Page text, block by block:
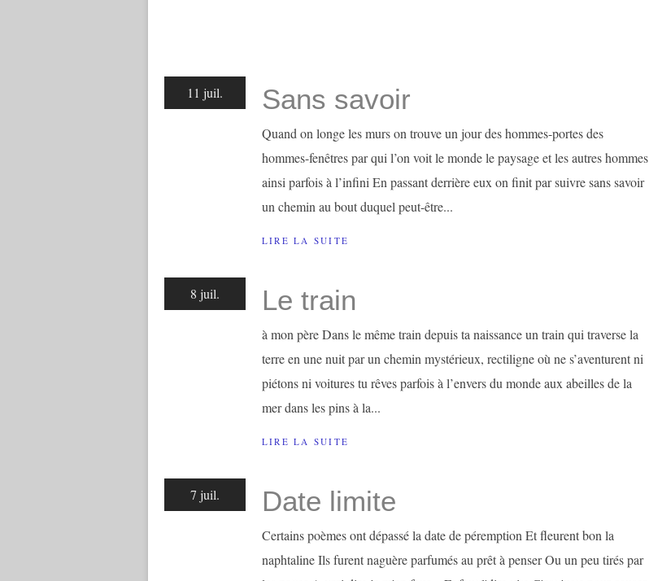
11 juil. Sans savoir
Quand on longe les murs on trouve un jour des hommes-portes des
hommes-fenêtres par qui l’on voit le monde le paysage et les autres hommes
ainsi parfois à l’infini En passant derrière eux on finit par suivre sans savoir
un chemin au bout duquel peut-être...
LIRE LA SUITE
8 juil. Le train
à mon père Dans le même train depuis ta naissance un train qui traverse la
terre en une nuit par un chemin mystérieux, rectiligne où ne s’aventurent ni
piétons ni voitures tu rêves parfois à l’envers du monde aux abeilles de la
mer dans les pins à la...
LIRE LA SUITE
7 juil. Date limite
Certains poèmes ont dépassé la date de péremption Et fleurent bon la
naphtaline Ils furent naguère parfumés au prêt à penser Ou un peu tirés par